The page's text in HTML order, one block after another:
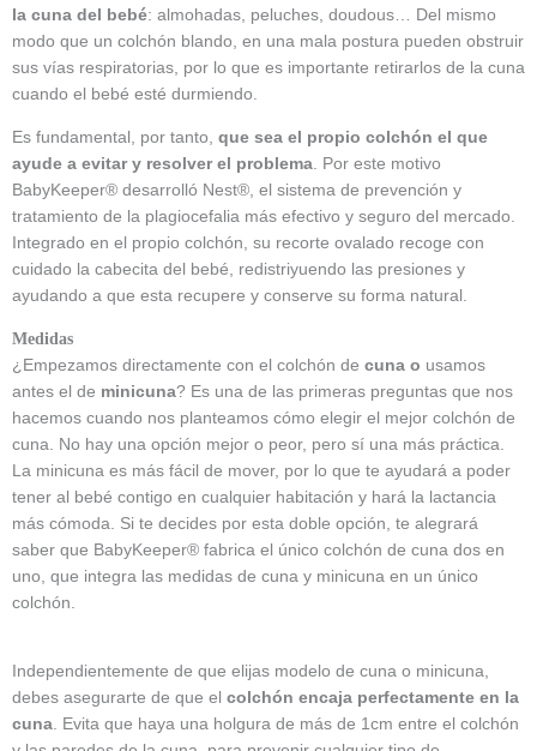
la cuna del bebé: almohadas, peluches, doudous… Del mismo
modo que un colchón blando, en una mala postura pueden obstruir
sus vías respiratorias, por lo que es importante retirarlos de la cuna
cuando el bebé esté durmiendo.
Es fundamental, por tanto, que sea el propio colchón el que
ayude a evitar y resolver el problema. Por este motivo
BabyKeeper® desarrolló Nest®, el sistema de prevención y
tratamiento de la plagiocefalia más efectivo y seguro del mercado.
Integrado en el propio colchón, su recorte ovalado recoge con
cuidado la cabecita del bebé, redistriyuendo las presiones y
ayudando a que esta recupere y conserve su forma natural.
Medidas
¿Empezamos directamente con el colchón de cuna o usamos
antes el de minicuna? Es una de las primeras preguntas que nos
hacemos cuando nos planteamos cómo elegir el mejor colchón de
cuna. No hay una opción mejor o peor, pero sí una más práctica.
La minicuna es más fácil de mover, por lo que te ayudará a poder
tener al bebé contigo en cualquier habitación y hará la lactancia
más cómoda. Si te decides por esta doble opción, te alegrará
saber que BabyKeeper® fabrica el único colchón de cuna dos en
uno, que integra las medidas de cuna y minicuna en un único
colchón.
Independientemente de que elijas modelo de cuna o minicuna,
debes asegurarte de que el colchón encaja perfectamente en la
cuna. Evita que haya una holgura de más de 1cm entre el colchón